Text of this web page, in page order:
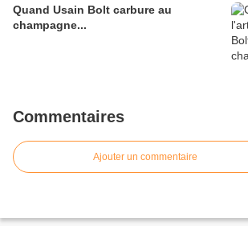
Quand Usain Bolt carbure au
champagne...
Commentaires
Ajouter un commentaire